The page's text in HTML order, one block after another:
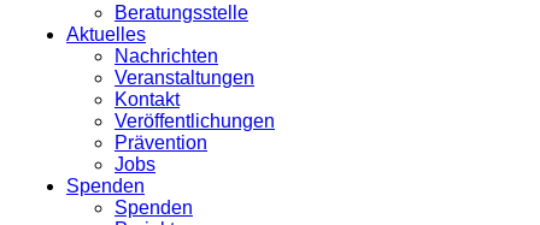
Beratungsstelle
Aktuelles
Nachrichten
Veranstaltungen
Kontakt
Veröffentlichungen
Prävention
Jobs
Spenden
Spenden